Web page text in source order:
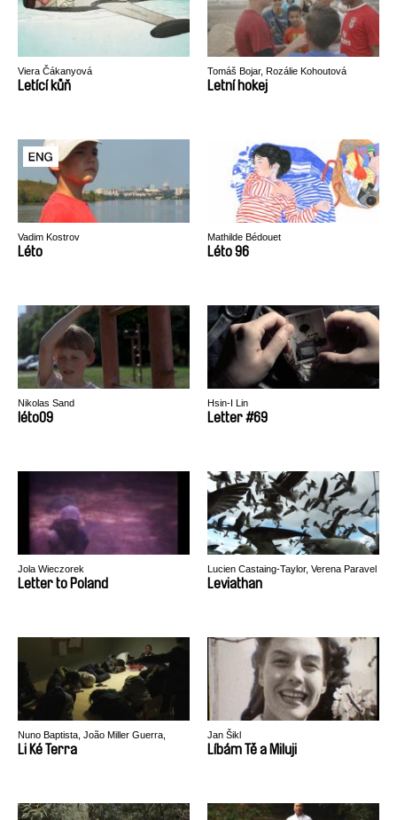
Viera Čákanyová
Letící kůň
Tomáš Bojar, Rozálie Kohoutová
Letní hokej
Vadim Kostrov
Léto
Mathilde Bédouet
Léto 96
Nikolas Sand
léto09
Hsin-I Lin
Letter #69
Jola Wieczorek
Letter to Poland
Lucien Castaing-Taylor, Verena Paravel
Leviathan
Nuno Baptista, João Miller Guerra,
Filipa Reis
Li Ké Terra
Jan Šikl
Líbám Tě a Miluji